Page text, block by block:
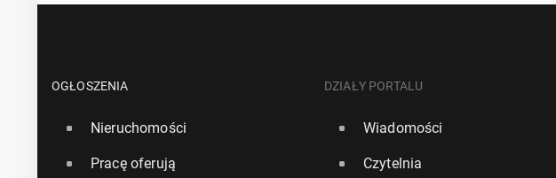
OGŁOSZENIA
Nieruchomości
Pracę oferują
DZIAŁY PORTALU
Wiadomości
Czytelnia